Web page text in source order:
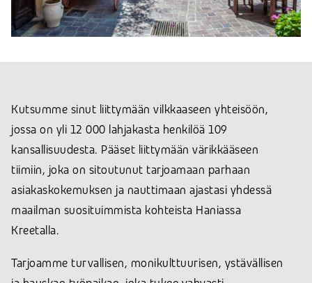
Kutsumme sinut liittymään vilkkaaseen yhteisöön,
jossa on yli 12 000 lahjakasta henkilöä 109
kansallisuudesta. Pääset liittymään värikkääseen
tiimiin, joka on sitoutunut tarjoamaan parhaan
asiakaskokemuksen ja nauttimaan ajastasi yhdessä
maailman suosituimmista kohteista Haniassa
Kreetalla.
Tarjoamme turvallisen, monikulttuurisen, ystävällisen